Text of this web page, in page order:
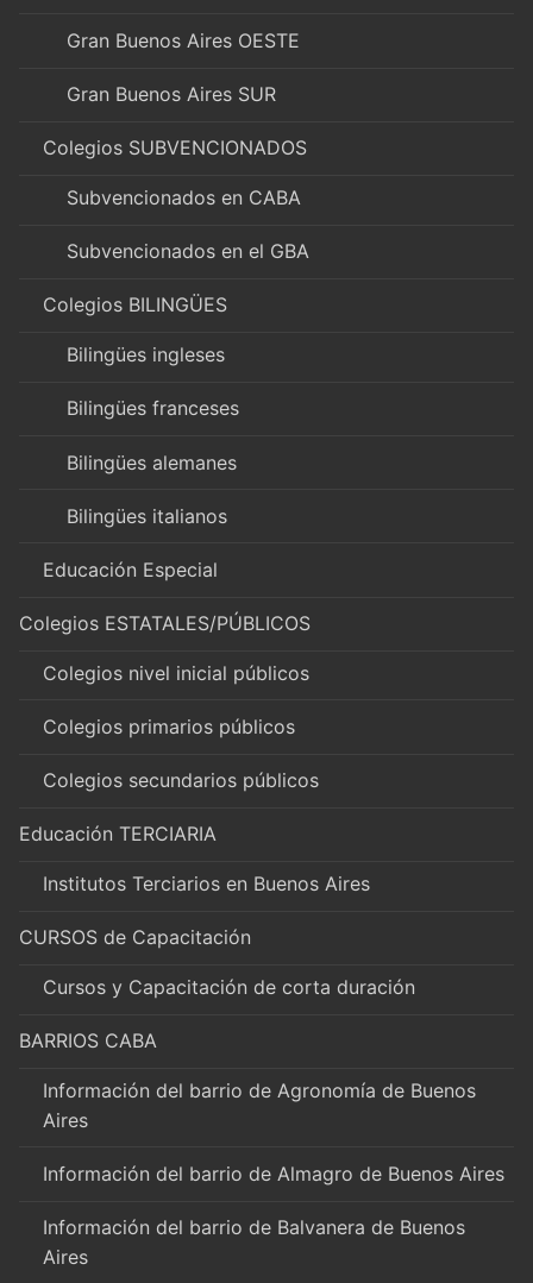
Gran Buenos Aires OESTE
Gran Buenos Aires SUR
Colegios SUBVENCIONADOS
Subvencionados en CABA
Subvencionados en el GBA
Colegios BILINGÜES
Bilingües ingleses
Bilingües franceses
Bilingües alemanes
Bilingües italianos
Educación Especial
Colegios ESTATALES/PÚBLICOS
Colegios nivel inicial públicos
Colegios primarios públicos
Colegios secundarios públicos
Educación TERCIARIA
Institutos Terciarios en Buenos Aires
CURSOS de Capacitación
Cursos y Capacitación de corta duración
BARRIOS CABA
Información del barrio de Agronomía de Buenos
Aires
Información del barrio de Almagro de Buenos Aires
Información del barrio de Balvanera de Buenos
Aires